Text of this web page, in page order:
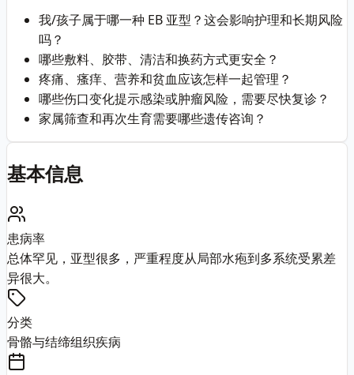
我/孩子属于哪一种 EB 亚型？这会影响护理和长期风险
吗？
哪些敷料、胶带、清洁和换药方式更安全？
疼痛、瘙痒、营养和贫血应该怎样一起管理？
哪些伤口变化提示感染或肿瘤风险，需要尽快复诊？
家属筛查和再次生育需要哪些遗传咨询？
基本信息
患病率
总体罕见，亚型很多，严重程度从局部水疱到多系统受累差
异很大。
分类
骨骼与结缔组织疾病